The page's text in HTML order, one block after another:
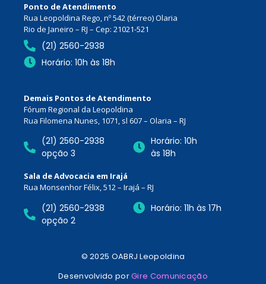
Ponto de Atendimento
Rua Leopoldina Rego, nº 542 (térreo) Olaria
Rio de Janeiro – RJ – Cep: 21021-521
(21) 2560-2938
Horário: 10h às 18h
Demais Pontos de Atendimento
Fórum Regional da Leopoldina
Rua Filomena Nunes, 1071, sl 607 – Olaria – RJ
(21) 2560-2938
opção 3
Horário: 10h
às 18h
Sala de Advocacia em Irajá
Rua Monsenhor Félix, 512 – Irajá – RJ
(21) 2560-2938
opção 2
Horário: 11h às 17h
© 2025 OABRJ Leopoldina
Desenvolvido porGire Comunicação